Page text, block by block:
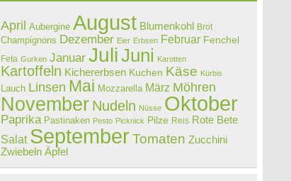
April Aubergine August Blumenkohl Brot
Champignons Dezember Eier Erbsen Februar Fenchel
Feta Gurken Januar JuliJuni Karotten
Kartoffeln Kichererbsen Kuchen Käse Kürbis
Lauch Linsen Mai Mozzarella März Möhren
November Nudeln Nüsse Oktober
Paprika Pastinaken Pesto Picknick Pilze Reis Rote Bete
Salat September Tomaten Zucchini
Zwiebeln Äpfel